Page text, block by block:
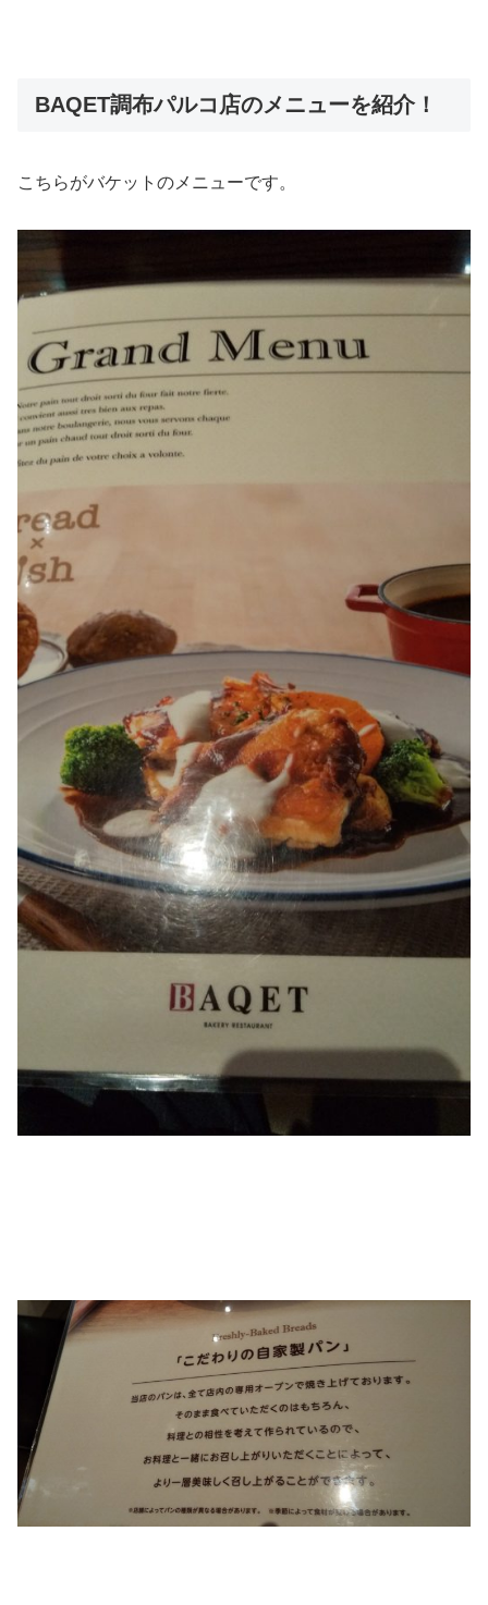
BAQET調布パルコ店のメニューを紹介！
こちらがバケットのメニューです。